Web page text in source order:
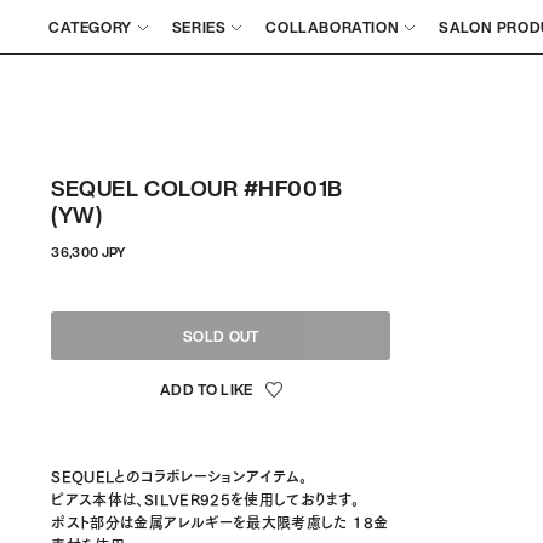
CATEGORY SERIES COLLABORATION SALON
SEQUEL COLOUR #HF001B
(YW)
36,300 JPY정
격
SOLD OUT
SEQUELとのコラボレーションアイテム。
ピアス本体は、SILVER925を使用しております。
ポスト部分は金属アレルギーを最大限考慮した 18金